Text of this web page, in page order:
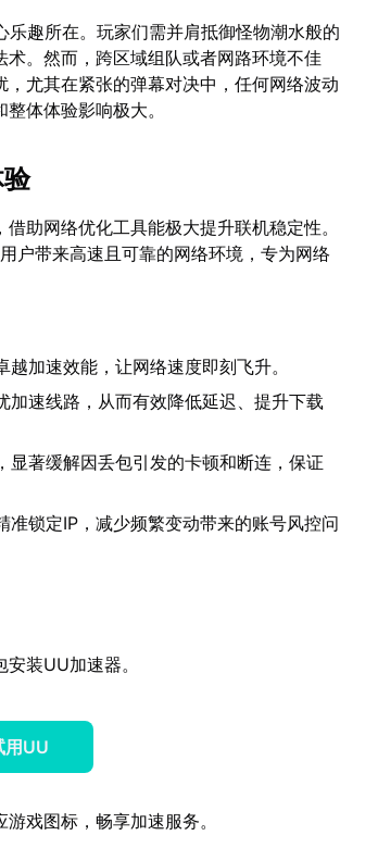
趣所在。玩家们需并肩抵御怪物潮水般的
。然而，跨区域组队或者网路环境不佳
尤其在紧张的弹幕对决中，任何网络波动
体体验影响极大。
助网络优化工具能极大提升联机稳定性。
户带来高速且可靠的网络环境，专为网络
加速效能，让网络速度即刻飞升。
加速线路，从而有效降低延迟、提升下载
显著缓解因丢包引发的卡顿和断连，保证
准锁定IP，减少频繁变动带来的账号风控问
装UU加速器。
用UU
戏图标，畅享加速服务。